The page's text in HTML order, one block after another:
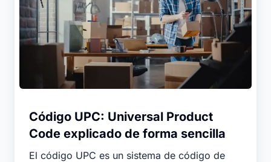
Código UPC: Universal Product
Code explicado de forma sencilla
El código UPC es un sistema de código de